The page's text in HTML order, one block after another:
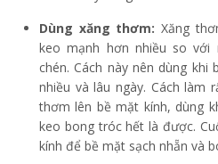
Dùng xăng thơm:Xăng
keo mạnh hơn nhiều so với
chén. Cách này nên dùng
nhiều và lâu ngày. Cách làm
thơm lên bề mặt kính, dùng
keo bong tróc hết là được.
kính để bề mặt sạch nhẵn và